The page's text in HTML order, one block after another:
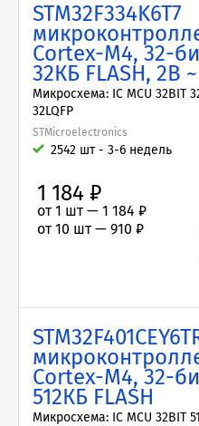
STM32F334K6T7
Cortex-M4, 32-
32КБ FLASH, 2В
Микросхема: IC MCU 32BIT
32LQFP
STMicroelectronics
2542 шт - 3-6 недель
1 184 ₽
от 1 шт — 1 184 ₽
от 10 шт — 910 ₽
Cortex-M4, 32-
512КБ FLASH
Микросхема: IC MCU 32BIT